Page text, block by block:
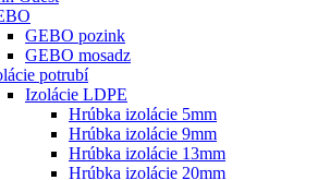
GEBO pozink
GEBO mosadz
potrubí
Izolácie LDPE
Hrúbka izolácie 5mm
Hrúbka izolácie 9mm
Hrúbka izolácie 13mm
Hrúbka izolácie 20mm